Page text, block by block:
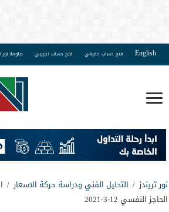
English فتح حساب حقيقي فتح حساب تجريبي دبلومة
نور تريندز / التحليل الفني ودراسة حركة الاسعار /
الحاجز النفسي 12-3-2021